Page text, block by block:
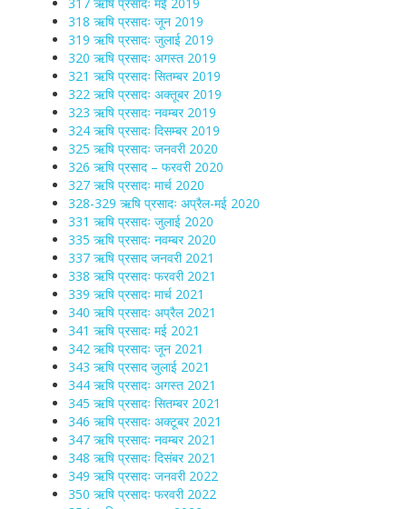
318 ऋषि प्रसादः जून 2019
319 ऋषि प्रसादः जुलाई 2019
320 ऋषि प्रसादः अगस्त 2019
321 ऋषि प्रसादः सितम्बर 2019
322 ऋषि प्रसादः अक्तूबर 2019
323 ऋषि प्रसादः नवम्बर 2019
324 ऋषि प्रसादः दिसम्बर 2019
325 ऋषि प्रसादः जनवरी 2020
326 ऋषि प्रसाद – फरवरी 2020
327 ऋषि प्रसादः मार्च 2020
328-329 ऋषि प्रसादः अप्रैल-मई 2020
331 ऋषि प्रसादः जुलाई 2020
335 ऋषि प्रसादः नवम्बर 2020
337 ऋषि प्रसाद जनवरी 2021
338 ऋषि प्रसादः फरवरी 2021
339 ऋषि प्रसादः मार्च 2021
340 ऋषि प्रसादः अप्रैल 2021
341 ऋषि प्रसादः मई 2021
342 ऋषि प्रसादः जून 2021
343 ऋषि प्रसाद जुलाई 2021
344 ऋषि प्रसादः अगस्त 2021
345 ऋषि प्रसादः सितम्बर 2021
346 ऋषि प्रसादः अक्टूबर 2021
347 ऋषि प्रसादः नवम्बर 2021
348 ऋषि प्रसादः दिसंबर 2021
349 ऋषि प्रसादः जनवरी 2022
350 ऋषि प्रसादः फरवरी 2022